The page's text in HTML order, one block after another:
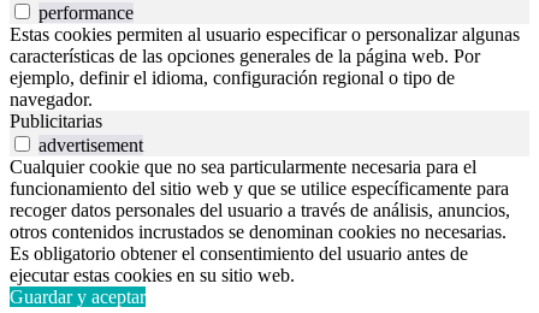
performance
Estas cookies permiten al usuario especificar o personalizar algunas
características de las opciones generales de la página web. Por
ejemplo, definir el idioma, configuración regional o tipo de
navegador.
Publicitarias
advertisement
Cualquier cookie que no sea particularmente necesaria para el
funcionamiento del sitio web y que se utilice específicamente para
recoger datos personales del usuario a través de análisis, anuncios,
otros contenidos incrustados se denominan cookies no necesarias.
Es obligatorio obtener el consentimiento del usuario antes de
ejecutar estas cookies en su sitio web.
Guardar y aceptar